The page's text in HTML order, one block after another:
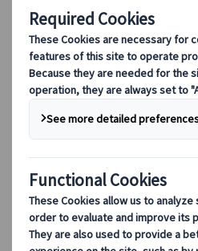
Höjdpunkter på resmålet
Kulturella insikter
Kulinariska äventyr
Utforska Japan med tåg
Vanliga frågor och svar
Viktig information
Etikett i Japan
Körning i Japan
Boka med oss
Japan Rail Pass
Boende
Reserådgivning online
Japanspecialist
Destinationer
Alla Resmål
Naha